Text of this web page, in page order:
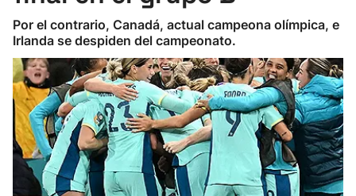
Baloncesto
Ciclismo
Herri-kirolak
Balonmano
Por el contrario, Canadá, actual campeona olímpica, e
Irlanda se despiden del campeonato.